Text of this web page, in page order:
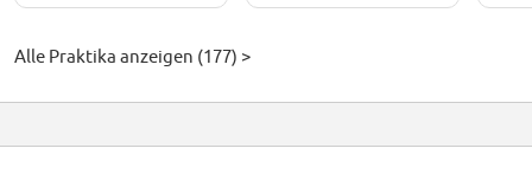
Alle Praktika anzeigen (177) >